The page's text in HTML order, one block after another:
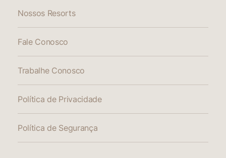
Nossos Resorts
Fale Conosco
Trabalhe Conosco
Política de Privacidade
Política de Segurança